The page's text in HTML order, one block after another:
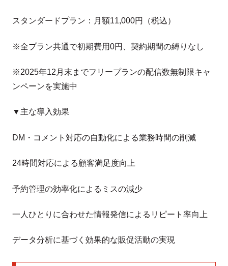
スタンダードプラン：月額11,000円（税込）
※全プラン共通で初期費用0円、契約期間の縛りなし
※2025年12月末までフリープランの配信数無制限キャ
ンペーンを実施中
▼主な導入効果
DM・コメント対応の自動化による業務時間の削減
24時間対応による顧客満足度向上
予約管理の効率化によるミスの減少
一人ひとりに合わせた情報発信によるリピート率向上
データ分析に基づく効果的な販促活動の実現